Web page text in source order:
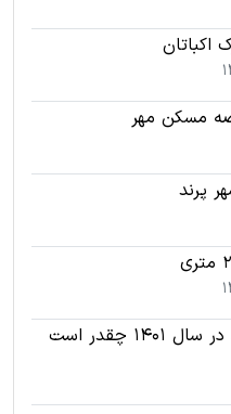
اکباتان
مسکن مهر
پرند
وام مسکن بنیاد شهید در سال 1401 چقدر است